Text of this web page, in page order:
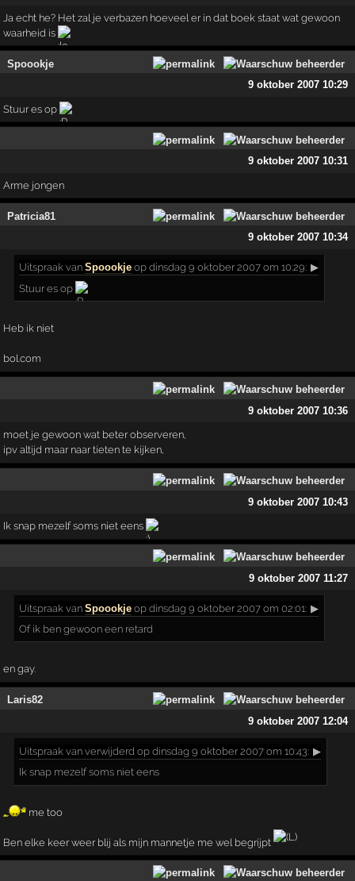
Ja echt he? Het zal je verbazen hoeveel er in dat boek staat wat gewoon
waarheid is
Spoookje
9 oktober 2007 10:29
Stuur es op
9 oktober 2007 10:31
Arme jongen
Patricia81
9 oktober 2007 10:34
Uitspraak vanSpoookje op dinsdag 9 oktober 2007 om 10:29: ▶
Stuur es op
Heb ik niet
bol.com
9 oktober 2007 10:36
moet je gewoon wat beter observeren,
ipv altijd maar naar tieten te kijken,
9 oktober 2007 10:43
Ik snap mezelf soms niet eens
9 oktober 2007 11:27
Uitspraak vanSpoookje op dinsdag 9 oktober 2007 om 02:01: ▶
Of ik ben gewoon een retard
en gay.
Laris82
9 oktober 2007 12:04
Uitspraak van verwijderd op dinsdag 9 oktober 2007 om 10:43: ▶
Ik snap mezelf soms niet eens
me too
Ben elke keer weer blij als mijn mannetje me wel begrijpt